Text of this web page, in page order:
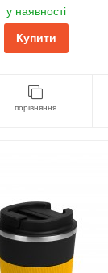
у наявності
Купити
порівняння